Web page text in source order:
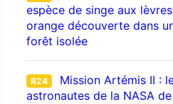
espèce de singe aux lèvres
orange découverte dans
forêt isolée
R24
Mission Artémis II :
astronautes de la NASA de